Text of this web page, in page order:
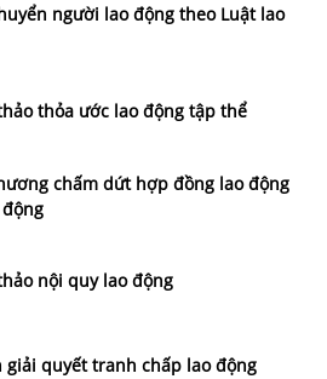
người lao động theo Luật lao
thỏa ước lao động tập thể
chấm dứt hợp đồng lao động
nội quy lao động
giải quyết tranh chấp lao động